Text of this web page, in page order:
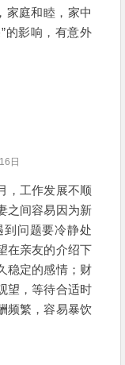
家庭和睦，家中
的影响，有意外
日
，工作发展不顺
之间容易因为新
问题要冷静处
在亲友的介绍下
稳定的感情；财
望，等待合适时
频繁，容易暴饮